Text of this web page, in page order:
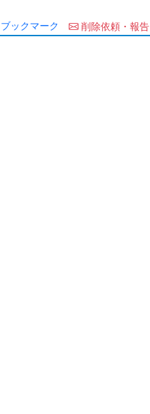
ブックマーク 削除依頼・報告